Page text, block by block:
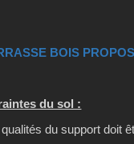
BOIS
du sol :
du support doit